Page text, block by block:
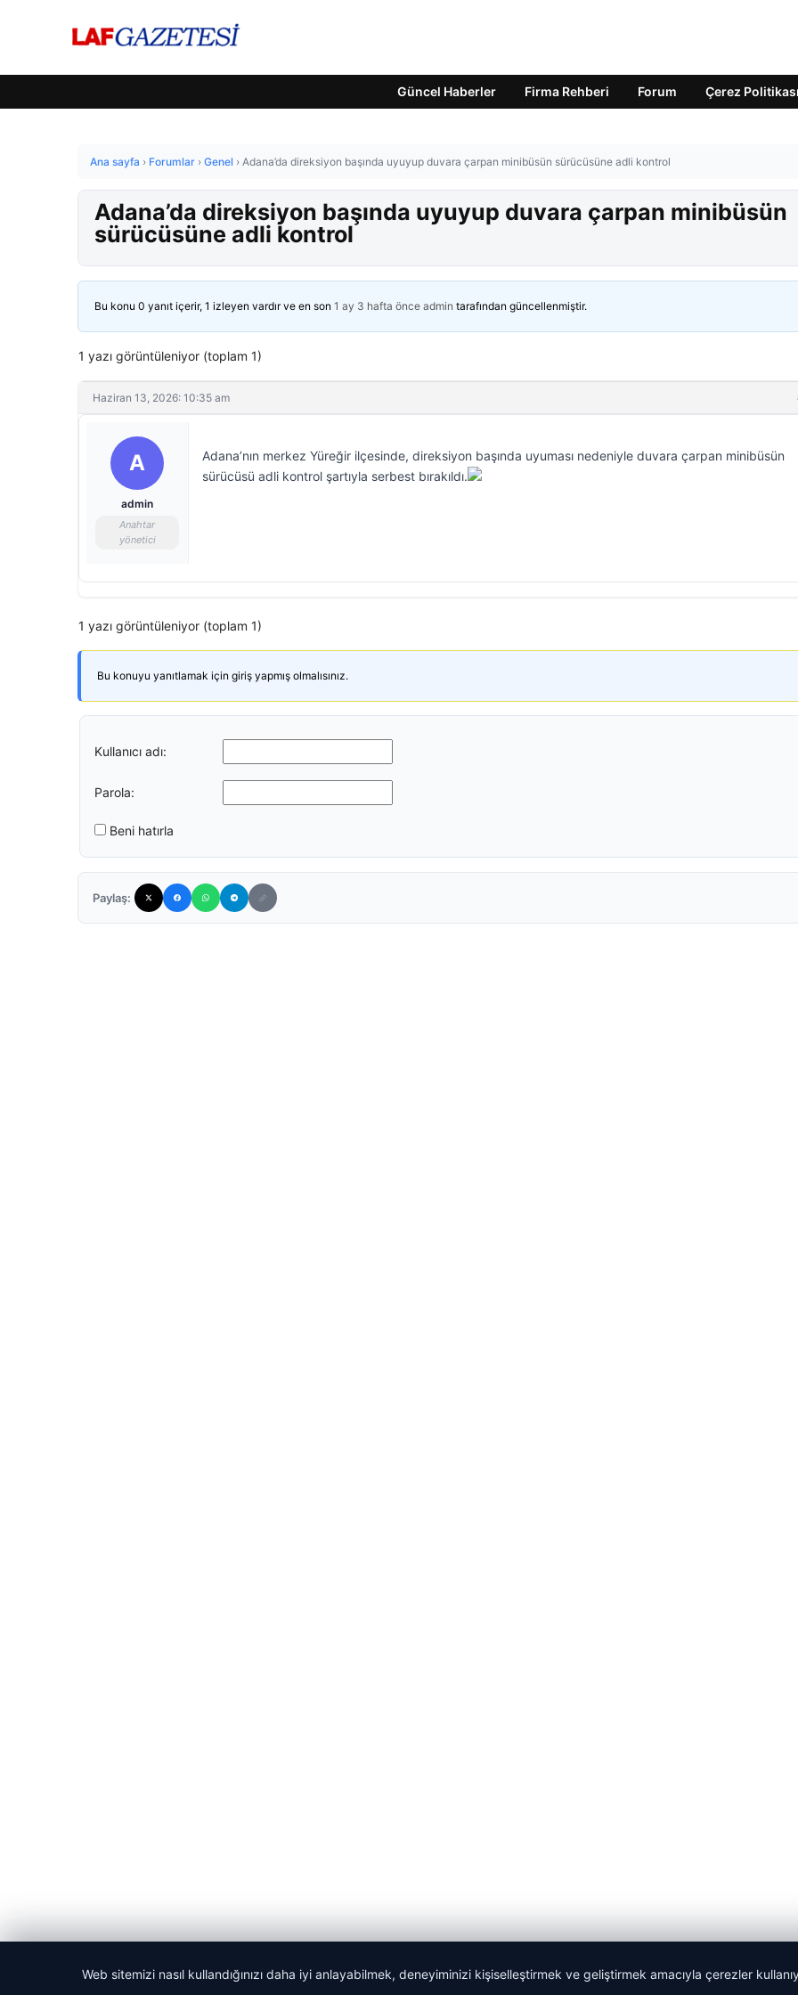
Güncel Haberler Firma Rehberi Forum Çerez Politikası
Ana sayfa › Forumlar › Genel › Adana’da direksiyon başında uyuyup duvara çarpan minibüsün sürücüsüne adli kontrol
Adana’da direksiyon başında uyuyup duvara çarpan minibüsün
sürücüsüne adli kontrol
Bu konu 0 yanıt içerir, 1 izleyen vardır ve en son 1 ay 3 hafta önce admin tarafından güncellenmiştir.
1 yazı görüntüleniyor (toplam 1)
Haziran 13, 2026: 10:35 am
A
admin
Anahtar
yönetici
Adana’nın merkez Yüreğir ilçesinde, direksiyon başında uyuması nedeniyle duvara çarpan minibüsün
sürücüsü adli kontrol şartıyla serbest bırakıldı.
1 yazı görüntüleniyor (toplam 1)
Bu konuyu yanıtlamak için giriş yapmış olmalısınız.
Kullanıcı adı:
Parola:
Beni hatırla
Paylaş:
© 2026 Laf Gazetesi
Web sitemizi nasıl kullandığınızı daha iyi anlayabilmek, deneyiminizi kişiselleştirmek ve geliştirmek amacıyla çerezler